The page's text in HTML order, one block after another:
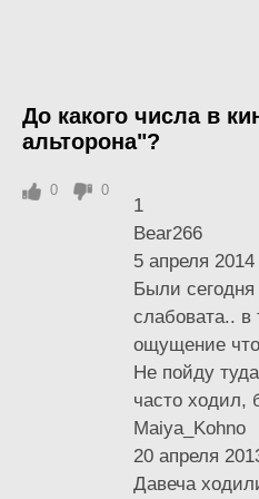
До какого числа в
альторона"?
1
Bear266
5 апреля
Были
слабовата.. в
ощущение
Не пойду
часто ходил,
Maiya_Kohno
20 апреля
Давеча
0 0